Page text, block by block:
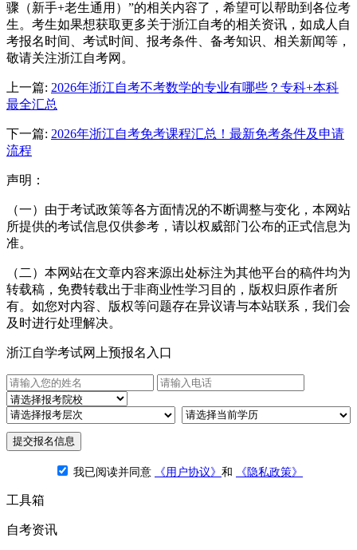
骤（新手+老生通用）”的相关内容了，希望可以帮助到各位考
生。考生如果想获取更多关于浙江自考的相关资讯，如成人自
考报名时间、考试时间、报考条件、备考知识、相关新闻等，
敬请关注浙江自考网。
上一篇: 2026年浙江自考不考数学的专业有哪些？专科+本科
最全汇总
下一篇: 2026年浙江自考免考课程汇总！最新免考条件及申请
流程
声明：
（一）由于考试政策等各方面情况的不断调整与变化，本网站
所提供的考试信息仅供参考，请以权威部门公布的正式信息为
准。
（二）本网站在文章内容来源出处标注为其他平台的稿件均为
转载稿，免费转载出于非商业性学习目的，版权归原作者所
有。如您对内容、版权等问题存在异议请与本站联系，我们会
及时进行处理解决。
浙江自学考试网上预报名入口
提交报名信息
我已阅读并同意 《用户协议》 和 《隐私政策》
工具箱
自考资讯